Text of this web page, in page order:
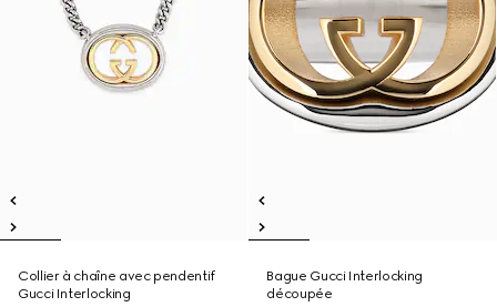
Collier à chaîne avec pendentif
Gucci Interlocking
Bague Gucci Interlocking
découpée